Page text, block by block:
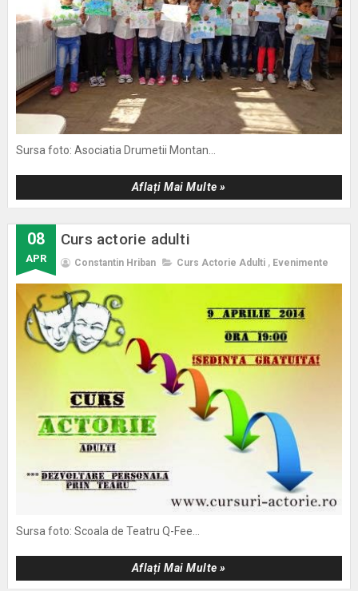
Sursa foto: Asociatia Drumetii Montan...
Aflați Mai Multe »
08
APR
Curs actorie adulti
Constantin Hriban Curs Actorie Adulti , Evenimente
Sursa foto: Scoala de Teatru Q-Fee...
Aflați Mai Multe »